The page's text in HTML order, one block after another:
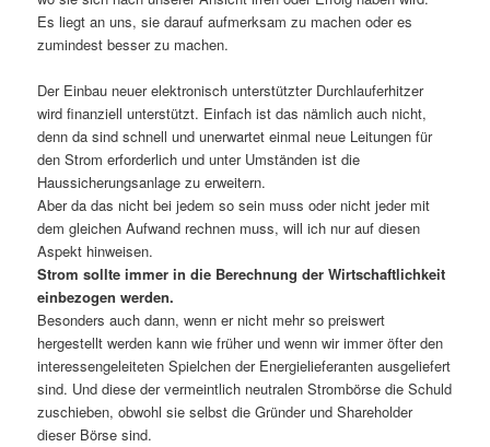
Es liegt an uns, sie darauf aufmerksam zu machen oder es
zumindest besser zu machen.
Der Einbau neuer elektronisch unterstützter Durchlauferhitzer
wird finanziell unterstützt. Einfach ist das nämlich auch nicht,
denn da sind schnell und unerwartet einmal neue Leitungen für
den Strom erforderlich und unter Umständen ist die
Haussicherungsanlage zu erweitern.
Aber da das nicht bei jedem so sein muss oder nicht jeder mit
dem gleichen Aufwand rechnen muss, will ich nur auf diesen
Aspekt hinweisen.
Strom sollte immer in die Berechnung der Wirtschaftlichkeit
einbezogen werden.
Besonders auch dann, wenn er nicht mehr so preiswert
hergestellt werden kann wie früher und wenn wir immer öfter den
interessengeleiteten Spielchen der Energielieferanten ausgeliefert
sind. Und diese der vermeintlich neutralen Strombörse die Schuld
zuschieben, obwohl sie selbst die Gründer und Shareholder
dieser Börse sind.